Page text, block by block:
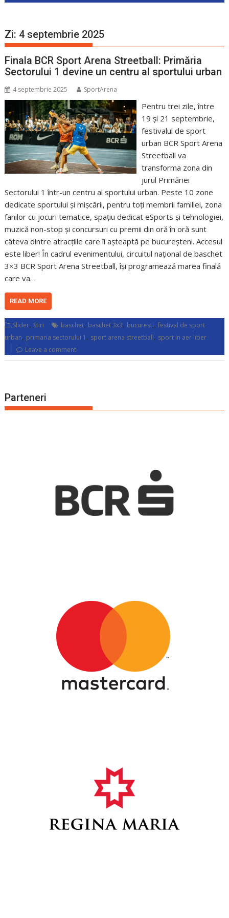
Zi: 4 septembrie 2025
Finala BCR Sport Arena Streetball: Primăria
Sectorului 1 devine un centru al sportului urban
4 septembrie 2025 SportArena
Pentru trei zile, între
19 și 21 septembrie,
festivalul de sport
urban BCR Sport Arena
Streetball va
transforma zona din
jurul Primăriei
Sectorului 1 într-un centru al sportului urban. Peste 10 zone
dedicate sportului și mișcării, pentru toți membrii familiei, zona
fanilor cu jocuri tematice, spațiu dedicat eSports și tehnologiei,
muzică non-stop și concursuri cu premii din oră în oră sunt
câteva dintre atracțiile care îi așteaptă pe bucureșteni. Accesul
este liber! În cadrul evenimentului, circuitul național de baschet
3×3 BCR Sport Arena Streetball, își programează marea finală
care va…
READ MORE
Slider, Stiri baschet, baschet 3x3, bucuresti,festival de sport
urban, primaria sectorului 1 , sport arena streetball, sport in aer liber
Leave a comment
Parteneri